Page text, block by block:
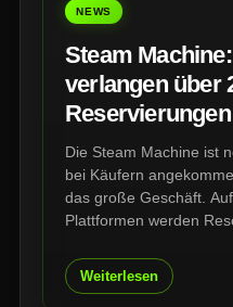
NEWS
Steam
verlangen über
Reservierungen
Die Steam Machine ist
bei Käufern
das große Geschäft.
Plattformen werden
gehandelt – obwohl die
Kaufzusage
Weiterlesen